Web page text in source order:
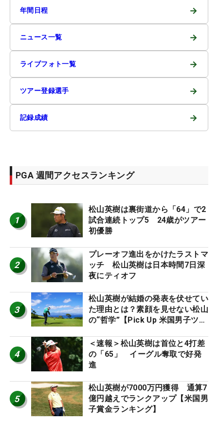
年間日程 →
ニュース一覧 →
ライブフォト一覧 →
ツアー登録選手 →
記録成績 →
PGA 週間アクセスランキング
1
松山英樹は裏街道から「64」で2
試合連続トップ5 24歳がツアー
初優勝
2
プレーオフ進出をかけたラストマ
ッチ 松山英樹は日本時間7日深
夜にティオフ
3
松山英樹が結婚の発表を伏せてい
た理由とは？素顔を見せない松山
の“哲学”【Pick Up 米国男子ツア
4
＜速報＞松山英樹は首位と4打差
の「65」 イーグル奪取で好発
進
5
松山英樹が7000万円獲得 通算7
億円越えでランクアップ【米国男
子賞金ランキング】